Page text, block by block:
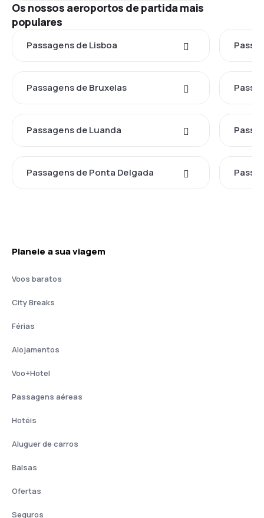
Os nossos aeroportos de partida mais
populares
Passagens de Lisboa
Passagens de Bruxelas
Passagens de Luanda
Passagens de Ponta Delgada
Planeie a sua viagem
Voos baratos
City Breaks
Férias
Alojamentos
Voo+Hotel
Passagens aéreas
Hotéis
Aluguer de carros
Balsas
Ofertas
Seguros